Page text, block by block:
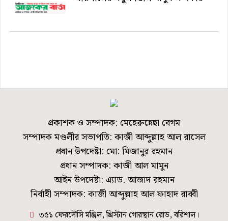
প্রকাশক ও সম্পাদক: মেহেরুন্নেছা বেগম
সম্পাদক মণ্ডলীর সভাপতি: কাজী আব্দুল্লাহ আল রাসেল
প্রধান উপদেষ্টা: মো: মিজানুর রহমান
প্রধান সম্পাদক: কাজী আল মামুন
আইন উপদেষ্টা: এ্যাড. আজাদ রহমান
নির্বাহী সম্পাদক: কাজী আব্দুল্লাহ আল ফাহাদ রাব্বী
৩৫১ ফেরদৌসি মঞ্জিল, খ্রিস্টান গোরস্থান রোড, বরিশাল।